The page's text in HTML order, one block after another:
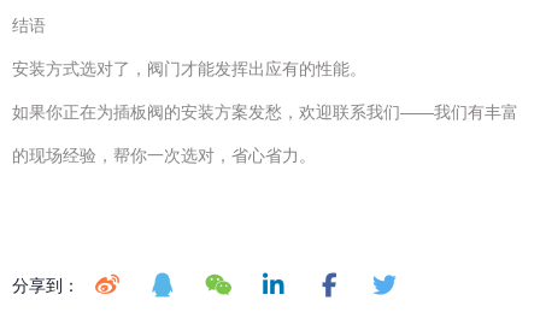
结语
安装方式选对了，阀门才能发挥出应有的性能。
如果你正在为插板阀的安装方案发愁，欢迎联系我们——我们有丰富
的现场经验，帮你一次选对，省心省力。
分享到：